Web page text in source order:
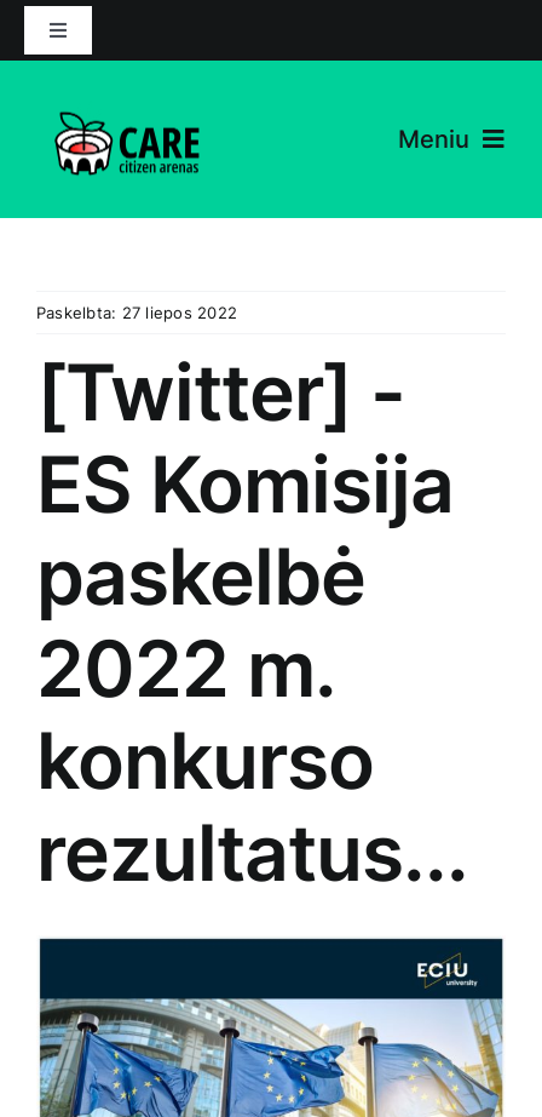
Perjungti
navigaciją
Meniu
Projektas
Ištekliai
Susisiekite su
Paskelbta: 27 liepos 2022
[Twitter] -
ES Komisija
paskelbė
2022 m.
konkurso
rezultatus...